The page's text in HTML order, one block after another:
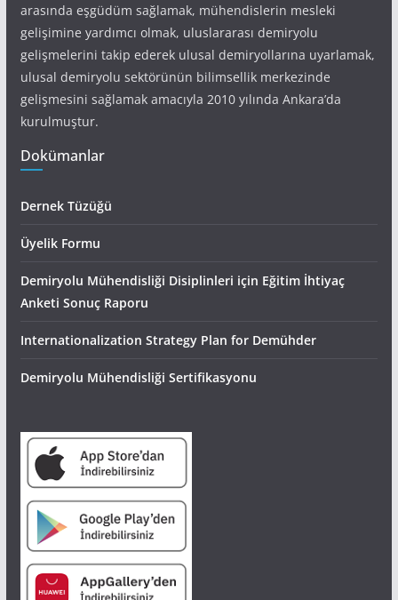
arasında eşgüdüm sağlamak, mühendislerin mesleki
gelişimine yardımcı olmak, uluslararası demiryolu
gelişmelerini takip ederek ulusal demiryollarına uyarlamak,
ulusal demiryolu sektörünün bilimsellik merkezinde
gelişmesini sağlamak amacıyla 2010 yılında Ankara’da
kurulmuştur.
Dokümanlar
Dernek Tüzüğü
Üyelik Formu
Demiryolu Mühendisliği Disiplinleri için Eğitim İhtiyaç
Anketi Sonuç Raporu
Internationalization Strategy Plan for Demühder
Demiryolu Mühendisliği Sertifikasyonu